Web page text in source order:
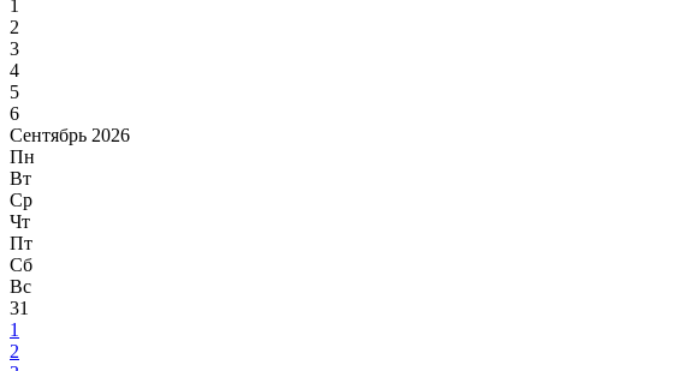
1
2
3
4
5
6
Сентябрь 2026
Пн
Вт
Ср
Чт
Пт
Сб
Вс
31
1
2